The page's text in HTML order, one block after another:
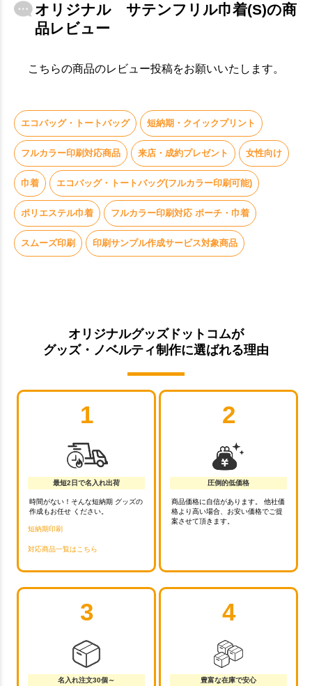
オリジナル サテンフリル巾着(S)の商
品レビュー
こちらの商品のレビュー投稿をお願いいたします。
エコバッグ・トートバッグ 短納期・クイックプリント
フルカラー印刷対応商品 来店・成約プレゼント 女性向け
巾着 エコバッグ・トートバッグ(フルカラー印刷可能)
ポリエステル巾着 フルカラー印刷対応 ポーチ・巾着
スムーズ印刷 印刷サンプル作成サービス対象商品
オリジナルグッズドットコムが
グッズ・ノベルティ制作に選ばれる理由
1
最短2日で名入れ出荷
時間がない！そんな短納期 グッズの
作成もお任せ ください。
短納期印刷
対応商品一覧はこちら
2
圧倒的低価格
商品価格に自信があります。 他社価
格より高い場合、お安い価格でご提
案させて頂きます。
3
名入れ注文30個～
4
豊富な在庫で安心